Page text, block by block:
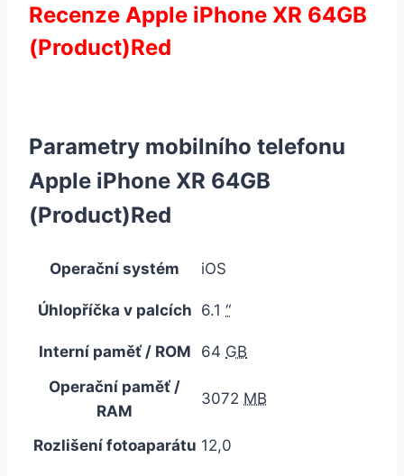
Recenze Apple iPhone XR 64GB
(Product)Red
Parametry mobilního telefonu
Apple iPhone XR 64GB
(Product)Red
Operační systém iOS
Úhlopříčka v palcích 6.1 “
Interní paměť / ROM 64 GB
Operační paměť /
RAM
3072 MB
Rozlišení fotoaparátu 12,0